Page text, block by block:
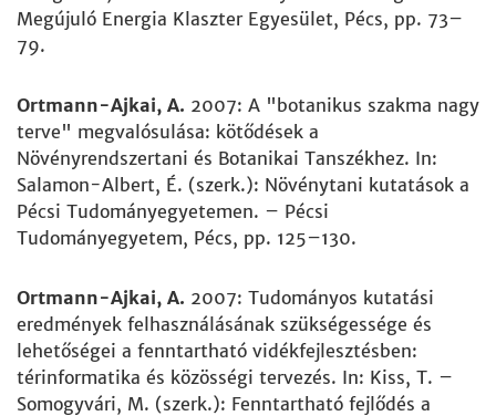
Megújuló Energia Klaszter Egyesület, Pécs, pp. 73–
79.
Ortmann-Ajkai, A. 2007: A "botanikus szakma nagy
terve" megvalósulása: kötődések a
Növényrendszertani és Botanikai Tanszékhez. In:
Salamon-Albert, É. (szerk.): Növénytani kutatások a
Pécsi Tudományegyetemen. – Pécsi
Tudományegyetem, Pécs, pp. 125–130.
Ortmann-Ajkai, A. 2007: Tudományos kutatási
eredmények felhasználásának szükségessége és
lehetőségei a fenntartható vidékfejlesztésben:
térinformatika és közösségi tervezés. In: Kiss, T. –
Somogyvári, M. (szerk.): Fenntartható fejlődés a